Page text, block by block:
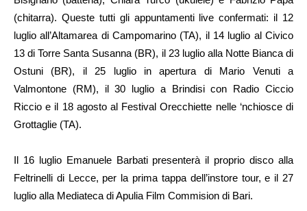
(chitarra). Queste tutti gli appuntamenti live confermati: il 12
luglio all’Altamarea di Campomarino (TA), il 14 luglio al Civico
13 di Torre Santa Susanna (BR), il 23 luglio alla Notte Bianca di
Ostuni (BR), il 25 luglio in apertura di Mario Venuti a
Valmontone (RM), il 30 luglio a Brindisi con Radio Ciccio
Riccio e il 18 agosto al Festival Orecchiette nelle ‘nchiosce di
Grottaglie (TA).
Il 16 luglio Emanuele Barbati presenterà il proprio disco alla
Feltrinelli di Lecce, per la prima tappa dell’instore tour, e il 27
luglio alla Mediateca di Apulia Film Commision di Bari.